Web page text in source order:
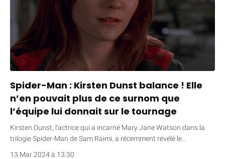
Spider-Man : Kirsten Dunst balance ! Elle
n’en pouvait plus de ce surnom que
l’équipe lui donnait sur le tournage
Kirsten Dunst, l’actrice qui a incarné Mary Jane Watson dans la
trilogie Spider-Man de Sam Raimi, a récemment révélé le…
13 Mar 2024 à 13:30